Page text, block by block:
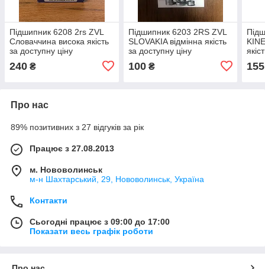
Підшипник 6208 2rs ZVL
Словаччина висока якість
за доступну ціну
240 ₴
Підшипник 6203 2RS ZVL
SLOVAKIA відмінна якість
за доступну ціну
100₴ 155
Про нас
89% позитивних з 27 відгуків за рік
Працює з 27.08.2013
м. Нововолинськ
м-н Шахтарський, 29, Нововолинськ, Україна
Контакти
Сьогодні працює з 09:00 до 17:00
Показати весь графік роботи